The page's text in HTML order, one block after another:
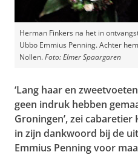
Herman Finkers na het in
Ubbo Emmius Penning. Achter
Nollen.Foto: Elmer Spaargaren
‘Lang haar en
geen indruk hebben
Groningen’, zei
in zijn dankwoord bij de
Emmius Penning voor